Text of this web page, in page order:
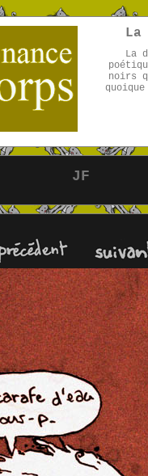
La
La
noirs
JF